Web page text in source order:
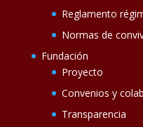
Reglamento
Normas de
Fundación
Proyecto
Convenios y
Transparencia